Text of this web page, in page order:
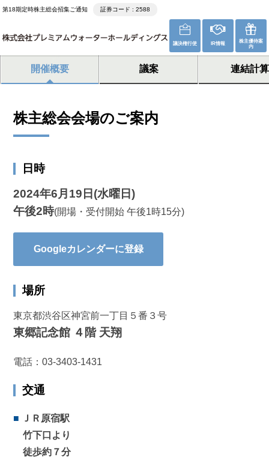
第18期定時株主総会招集ご通知 証券コード : 2588
議決権行使 IR情報
株主優待案
内
開催概要 議案 連結計
株主総会会場のご案内
日時
2024年6月19日(水曜日)
午後2時(開場・受付開始 午後1時15分)
Googleカレンダーに登録
場所
東京都渋谷区神宮前一丁目５番３号
東郷記念館 ４階 天翔
電話：03-3403-1431
交通
■ ＪＲ原宿駅
竹下口より
徒歩約７分